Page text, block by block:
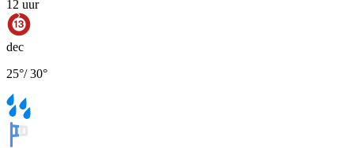
12 uur
dec
25°/30°